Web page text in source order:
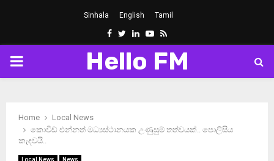
Sinhala English Tamil
Facebook
Twitter
LinkedinYoutube
Rss
PRIMARY
Hello FM
Home
Local News
කොවිඩ් එන්නත් මධ්‍යස්ථානයක උණුසුම් තත්වයක්.. පොලිසිය
කැදවයි..
Local News News